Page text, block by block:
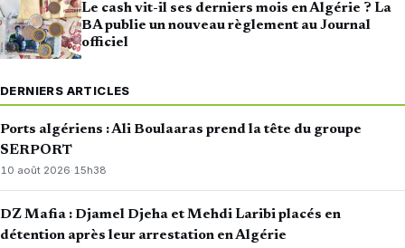
Le cash vit-il ses derniers mois en Algérie ? La
BA publie un nouveau règlement au Journal
officiel
DERNIERS ARTICLES
Ports algériens : Ali Boulaaras prend la tête du groupe
SERPORT
10 août 2026·15h38
DZ Mafia : Djamel Djeha et Mehdi Laribi placés en
détention après leur arrestation en Algérie